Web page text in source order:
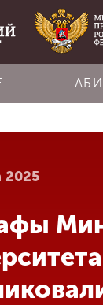
2025